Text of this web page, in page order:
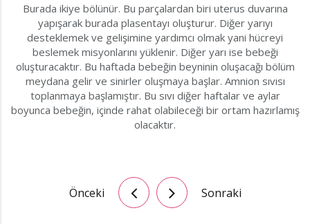
Burada ikiye bölünür. Bu parçalardan biri uterus duvarına
yapışarak burada plasentayı oluşturur. Diğer yarıyı
desteklemek ve gelişimine yardımcı olmak yani hücreyi
beslemek misyonlarını yüklenir. Diğer yarı ise bebeği
oluşturacaktır. Bu haftada bebeğin beyninin oluşacağı bölüm
meydana gelir ve sinirler oluşmaya başlar. Amnion sıvısı
toplanmaya başlamıştır. Bu sıvı diğer haftalar ve aylar
boyunca bebeğin, içinde rahat olabileceği bir ortam hazırlamış
olacaktır.
Önceki Sonraki